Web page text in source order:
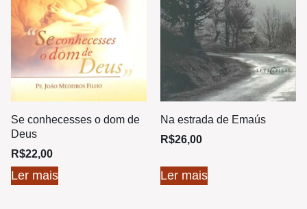
Se conhecesses o dom de
Deus
R$22,00
Ler mais
Na estrada de Emaús
R$26,00
Ler mais